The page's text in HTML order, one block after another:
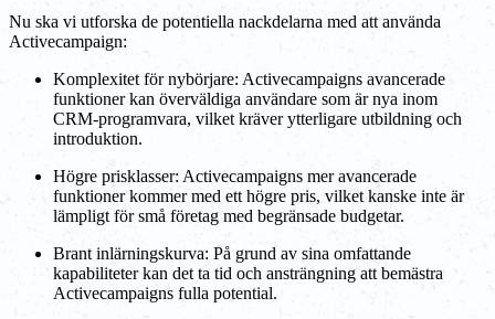
Nu ska vi utforska de potentiella nackdelarna med att använda
Activecampaign:
Komplexitet för nybörjare: Activecampaigns avancerade
funktioner kan överväldiga användare som är nya inom
CRM-programvara, vilket kräver ytterligare utbildning och
introduktion.
Högre prisklasser: Activecampaigns mer avancerade
funktioner kommer med ett högre pris, vilket kanske inte är
lämpligt för små företag med begränsade budgetar.
Brant inlärningskurva: På grund av sina omfattande
kapabiliteter kan det ta tid och ansträngning att bemästra
Activecampaigns fulla potential.